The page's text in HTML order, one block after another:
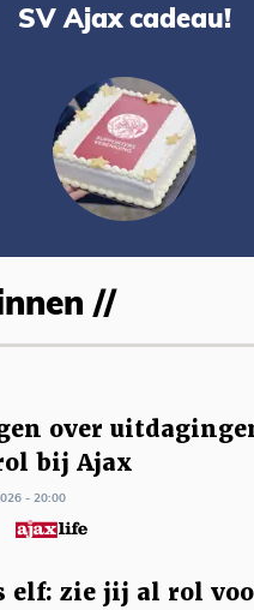
SV Ajax cadeau!
//
over
bij Ajax
- 20:00
elf: zie jij al rol